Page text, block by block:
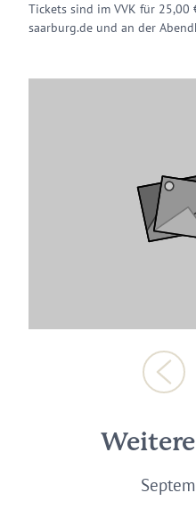
Tickets sind im VVK für
saarburg.de und an der